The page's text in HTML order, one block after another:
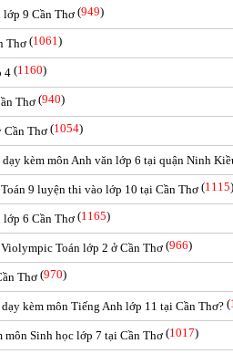
lớp 9 Cần Thơ (949)
Thơ (1061)
4 (1160)
Thơ(940)
Cần Thơ (1054)
kèm môn Anh văn lớp 6 tại quận Ninh
9 luyện thi vào lớp 10 tại Cần Thơ (1115)
lớp 6 Cần Thơ (1165)
Toán lớp 2 ở Cần Thơ (966)
Thơ (970)
kèm môn Tiếng Anh lớp 11 tại Cần Thơ? (
môn Sinh học lớp 7 tại Cần Thơ (1017)